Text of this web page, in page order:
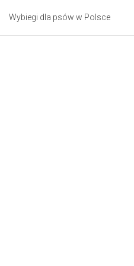
Wybiegi dla psów w Polsce